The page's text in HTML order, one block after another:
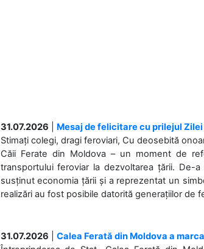
31.07.2026
Mesaj de felicitare cu prilejul
Stimați colegi, dragi feroviari, Cu deosebită
Căii Ferate din Moldova – un moment de
transportului feroviar la dezvoltarea țării. De-
susținut economia țării și a reprezentat un
realizări au fost posibile datorită generațiilor de
31.07.2026
Calea Ferată din Moldova a